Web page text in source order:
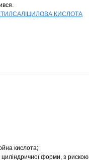
КИСЛОТА
кислота;
циліндричної форми, з